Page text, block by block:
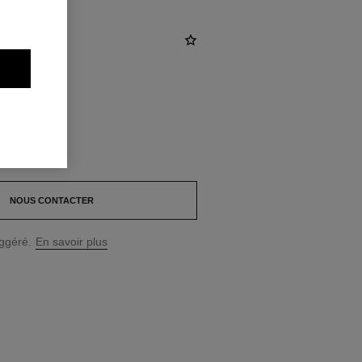
NOUS CONTACTER
En savoir plus